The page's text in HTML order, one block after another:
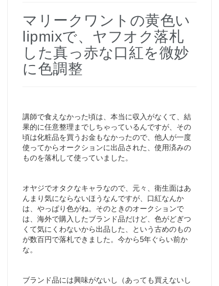
マリークワントの黄色い
lipmixで、ヤフオク落札
した真っ赤な口紅を微妙
に色調整
講師で食えなかった頃は、本当に収入がなくて、結
果的に任意整理までしちゃっているんですが、その
頃は化粧品を買うお金もなかったので、他人が一度
使ってからオークションに出品された、使用済みの
ものを落札して使っていました。
オヤジでオタクなキャラなので、元々、衛生面はあ
んまり気にならないほうなんですが、口紅なんか
は、やっぱり色がね。そのときのオークションで
は、海外で購入したブランド品だけど、色がどぎつ
くて気にくわないから出品した、という古めのもの
が数百円で落札できました。今から5年ぐらい前か
な。
ブランド品には興味がないし（あっても買えないし